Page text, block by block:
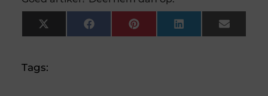
X
(Twitter)
FacebookPinterestLinkedInEmail
Tags: